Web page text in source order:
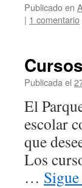
Publicado en
| 1 comentario
Publicada el
El
escolar
que
Los
…